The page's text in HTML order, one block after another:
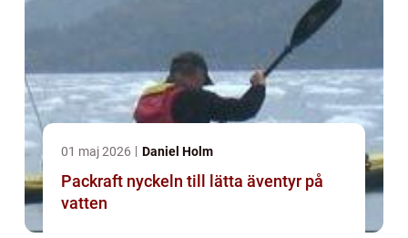
01 maj 2026 Daniel Holm
Packraft nyckeln till lätta äventyr på
vatten